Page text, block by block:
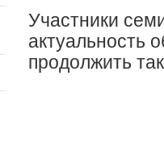
Участники
актуальность
продолжить